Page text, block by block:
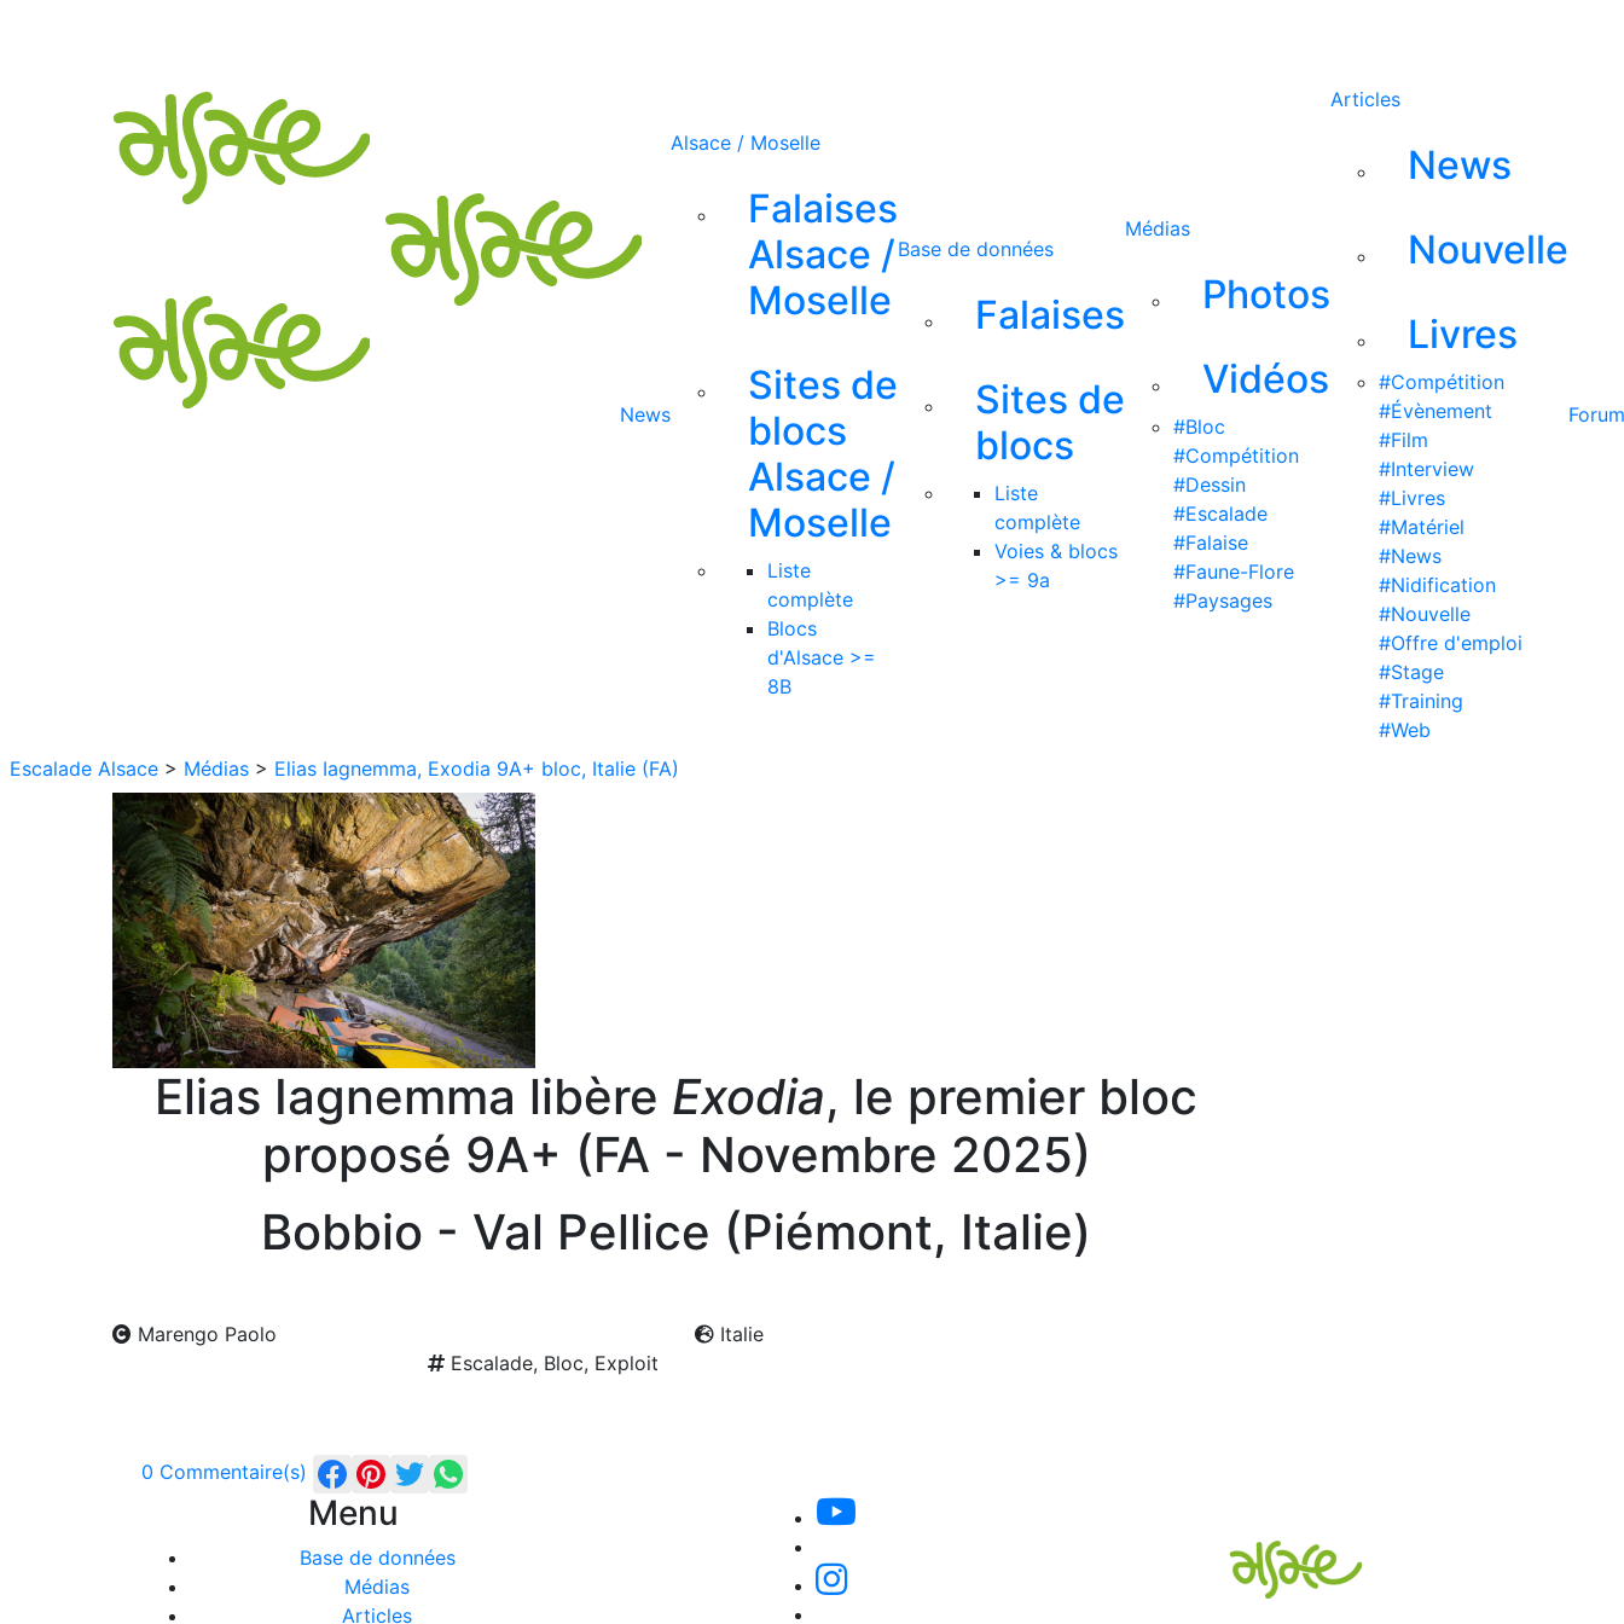
News
Alsace / Moselle
Falaises
Alsace /
Moselle
Sites de
blocs
Alsace /
Moselle
Liste
complète
Blocs
d'Alsace >=
8B
Base de données
Falaises
Sites de
blocs
Liste
complète
Voies & blocs
>= 9a
Médias
Photos
Vidéos
#Bloc
#Compétition
#Dessin
#Escalade
#Falaise
#Faune-Flore
#Paysages
Articles
News
Nouvelle
Livres
#Compétition
#Évènement
#Film
#Interview
#Livres
#Matériel
#News
#Nidification
#Nouvelle
#Offre d'emploi
#Stage
#Training
#Web
Forum
Escalade Alsace > Médias > Elias Iagnemma, Exodia 9A+ bloc, Italie (FA)
Elias Iagnemma libère Exodia, le premier bloc
proposé 9A+ (FA - Novembre 2025)
Bobbio - Val Pellice (Piémont, Italie)
Marengo Paolo
Italie
Escalade, Bloc, Exploit
0 Commentaire(s)
Menu
Base de données
Médias
Articles